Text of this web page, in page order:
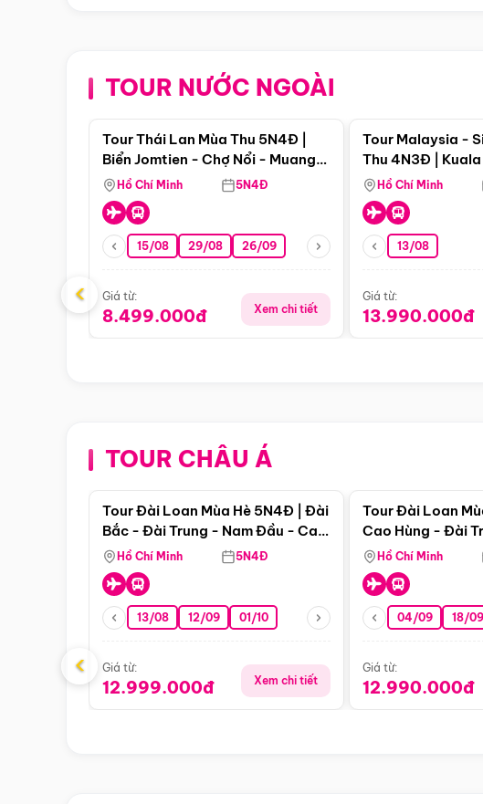
TOUR NƯỚC NGOÀI
Điểm nổi bật
Tour Thái Lan Mùa Thu 5N4Đ |
Biển Jomtien - Chợ Nổi - Muang
Boran - Suanthai
Hồ Chí Minh 5N4Đ
15/08 29/08 26/09
Giá từ:
8.499.000đ Xem chi tiết
Tour Malaysia -
Thu 4N3Đ |
Malacca - Johor
Singapore
Hồ Chí Minh
13/08
Giá từ:
13.990.000đ
‹
TOUR CHÂU ÁĐiểm nổi bật
Tour Đài Loan Mùa Hè 5N4Đ | Đài
Bắc - Đài Trung - Nam Đầu - Cao
Hùng ( Bay Vn)
Hồ Chí Minh 5N4Đ
13/08 12/09 01/10
Giá từ:
12.999.000đ Xem chi tiết
Tour Đài Loan
Cao Hùng - Đài
(Bay Vj)
Hồ Chí Minh
04/09 18/09
Giá từ:
12.990.000đ
‹